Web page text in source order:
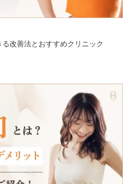
改善法とおすすめクリニック